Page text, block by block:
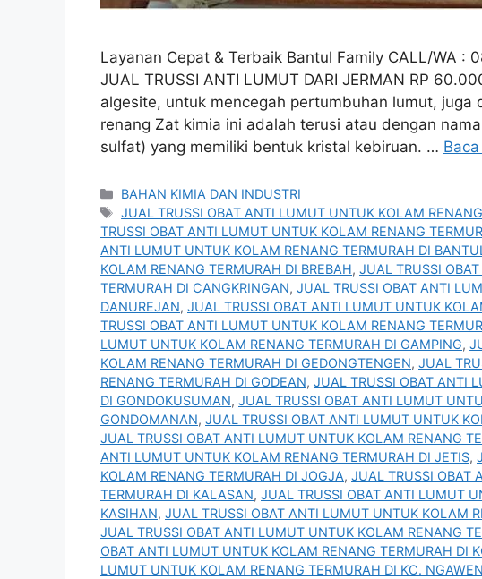
Layanan Cepat & Terbaik Bantul Family CALL/WA :
JUAL TRUSSI ANTI LUMUT DARI JERMAN RP
algesite, untuk mencegah pertumbuhan lumut, juga
renang Zat kimia ini adalah terusi atau dengan
sulfat) yang memiliki bentuk kristal kebiruan. …
Kategori
BAHAN KIMIA DAN INDUSTRI
Tag
JUAL TRUSSI OBAT ANTI LUMUT UNTUK KOLAM
TRUSSI OBAT ANTI LUMUT UNTUK KOLAM RENANG
ANTI LUMUT UNTUK KOLAM RENANG TERMURAH DI
KOLAM RENANG TERMURAH DI BREBAH, JUAL TRUSSI
TERMURAH DI CANGKRINGAN, JUAL TRUSSI OBAT ANTI
DANUREJAN, JUAL TRUSSI OBAT ANTI LUMUT UNTUK
TRUSSI OBAT ANTI LUMUT UNTUK KOLAM RENANG
LUMUT UNTUK KOLAM RENANG TERMURAH DI GAMPING,
KOLAM RENANG TERMURAH DI GEDONGTENGEN, JUAL
RENANG TERMURAH DI GODEAN, JUAL TRUSSI OBAT ANTI
DI GONDOKUSUMAN, JUAL TRUSSI OBAT ANTI LUMUT
GONDOMANAN, JUAL TRUSSI OBAT ANTI LUMUT UNTUK
JUAL TRUSSI OBAT ANTI LUMUT UNTUK KOLAM RENANG
ANTI LUMUT UNTUK KOLAM RENANG TERMURAH DI JETIS,
KOLAM RENANG TERMURAH DI JOGJA, JUAL TRUSSI OBAT
TERMURAH DI KALASAN, JUAL TRUSSI OBAT ANTI LUMUT
KASIHAN, JUAL TRUSSI OBAT ANTI LUMUT UNTUK KOLAM
JUAL TRUSSI OBAT ANTI LUMUT UNTUK KOLAM RENANG
OBAT ANTI LUMUT UNTUK KOLAM RENANG TERMURAH DI
LUMUT UNTUK KOLAM RENANG TERMURAH DI KC. NGAWEN